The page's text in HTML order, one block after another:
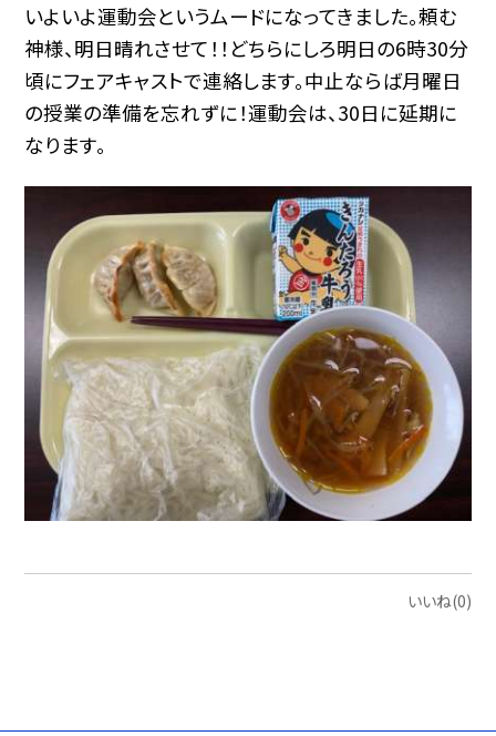
いよいよ運動会というムードになってきました。頼む
神様、明日晴れさせて！！どちらにしろ明日の6時30分
頃にフェアキャストで連絡します。中止ならば月曜日
の授業の準備を忘れずに！運動会は、30日に延期に
なります。
いいね(0)